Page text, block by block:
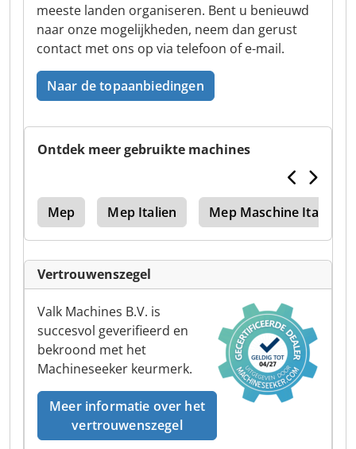
meeste landen organiseren. Bent u benieuwd
naar onze mogelijkheden, neem dan gerust
contact met ons op via telefoon of e-mail.
Naar de topaanbiedingen
Ontdek meer gebruikte machines
Mep Mep Italien Mep Maschine Italien
Vertrouwenszegel
Valk Machines B.V. is
succesvol geverifieerd en
bekroond met het
Machineseeker keurmerk.
Meer informatie over het
vertrouwenszegel